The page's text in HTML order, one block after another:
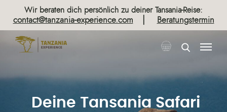
Wir beraten dich persönlich zu deiner Tansania-Reise:
contact@tanzania-experience.com Beratungstermin
Deine Tansania Safari